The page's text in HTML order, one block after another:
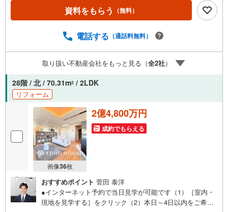
資料をもらう （無料）
電話する （通話料無料）
取り扱い不動産会社をもっと見る（全2社）
28階 / 北 / 70.31m2 / 2LDK
リフォーム
画像36枚
2億4,800万円
成約でもらえる
おすすめポイント 菅田 泰洋
●インターネット予約で当日見学が可能です（1）［室内・
現地を見学する］をクリック（2）本日～4日以内をご希望